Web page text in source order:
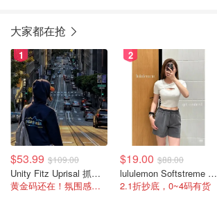
大家都在抢
1
$53.99 $109.00
Unity Fitz Uprisal 抓绒卫衣
黄金码还在！氛围感之神
2
$19.00 $88.00
lululemon Softstreme 女士高腰短裤 10cm
2.1折抄底，0~4码有货